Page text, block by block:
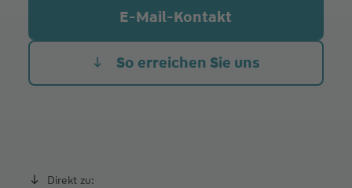
09:00 - 12:00
Marktstraße 31, 59759 Arnsberg
E-Mail-Kontakt
So erreichen Sie uns
Direkt zu: